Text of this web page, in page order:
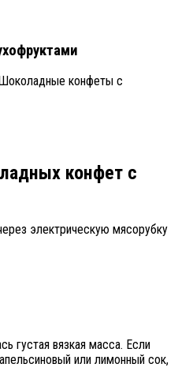
Шоколадные конфеты с
конфет с
электрическую мясорубку
густая вязкая масса. Если
или лимонный сок,